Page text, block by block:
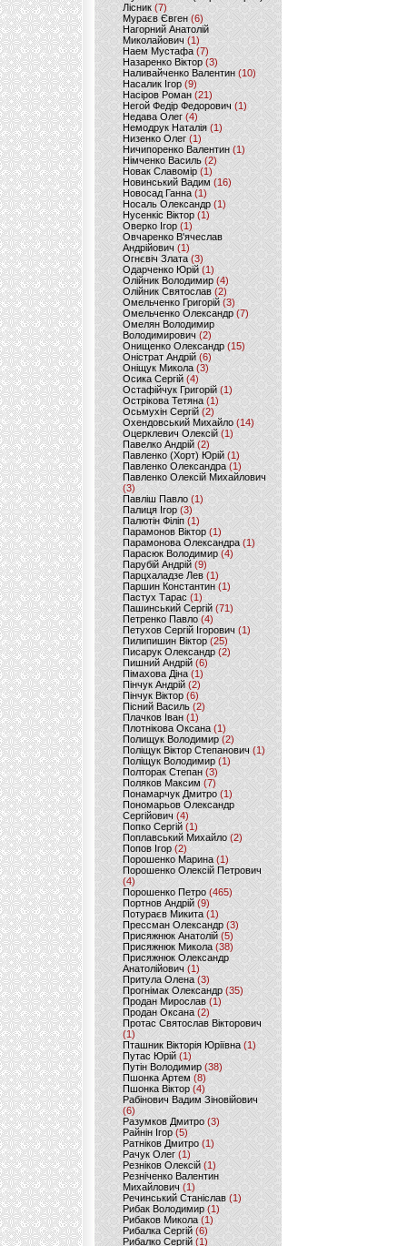
Лісник (7)
Мураєв Євген(6)
Нагорний Анатолій
Миколайович (1)
Наем Мустафа (7)
Назаренко Віктор (3)
Наливайченко Валентин (10)
Насалик Ігор(9)
Насіров Роман (21)
Негой Федір Федорович(1)
Недава Олег(4)
Немодрук Наталія(1)
Низенко Олег (1)
Ничипоренко Валентин (1)
Німченко Василь (2)
Новак Славомір (1)
Новинський Вадим (16)
Новосад Ганна (1)
Носаль Олександр (1)
Нусенкіс Віктор (1)
Оверко Ігор (1)
Овчаренко В'ячеслав
Андрійович(1)
Огнєвіч Злата (3)
Одарченко Юрій(1)
Олійник Володимир (4)
Олійник Святослав (2)
Омельченко Григорій (3)
Омельченко Олександр(7)
Омелян Володимир
Володимирович (2)
Онищенко Олександр (15)
Оністрат Андрій (6)
Оніщук Микола (3)
Осика Сергій(4)
Остафійчук Григорій(1)
Острікова Тетяна (1)
Осьмухін Сергій (2)
Охендовський Михайло (14)
Оцерклевич Олексій (1)
Павелко Андрій (2)
Павленко (Хорт) Юрій (1)
Павленко Олександра (1)
Павленко Олексій Михайлович
(3)
Павліш Павло(1)
Палиця Ігор (3)
Палютін Філіп(1)
Парамонов Віктор (1)
Парамонова Олександра(1)
Парасюк Володимир(4)
Парубій Андрій (9)
Парцхаладзе Лев (1)
Паршин Константин(1)
Пастух Тарас (1)
Пашинський Сергій (71)
Петренко Павло (4)
Петухов Сергій Ігорович (1)
Пилипишин Віктор(25)
Писарук Олександр(2)
Пишний Андрій (6)
Пімахова Діна(1)
Пінчук Андрій(2)
Пінчук Віктор (6)
Пісний Василь (2)
Плачков Іван(1)
Плотнікова Оксана (1)
Полищук Володимир(2)
Поліщук Віктор Степанович(1)
Поліщук Володимир (1)
Полторак Степан(3)
Поляков Максим (7)
Понамарчук Дмитро (1)
Пономарьов Олександр
Сергійович(4)
Попко Сергій (1)
Поплавський Михайло (2)
Попов Ігор(2)
Порошенко Марина (1)
Порошенко Олексій Петрович
(4)
Порошенко Петро (465)
Портнов Андрій (9)
Потураєв Микита(1)
Прессман Олександр(3)
Присяжнюк Анатолій (5)
Присяжнюк Микола (38)
Присяжнюк Олександр
Анатолійович (1)
Притула Олена (3)
Прогнімак Олександр(35)
Продан Мирослав(1)
Продан Оксана (2)
Протас Святослав Вікторович
(1)
Пташник Вікторія Юріївна (1)
Путас Юрій (1)
Путін Володимир(38)
Пшонка Артем (8)
Пшонка Віктор(4)
Рабінович Вадим Зіновійович
(6)
Разумков Дмитро (3)
Райнін Ігор(5)
Ратніков Дмитро (1)
Рачук Олег (1)
Резніков Олексій(1)
Резніченко Валентин
Михайлович (1)
Речинський Станіслав (1)
Рибак Володимир(1)
Рибаков Микола(1)
Рибалка Сергій (6)
Рибалко Сергій (1)